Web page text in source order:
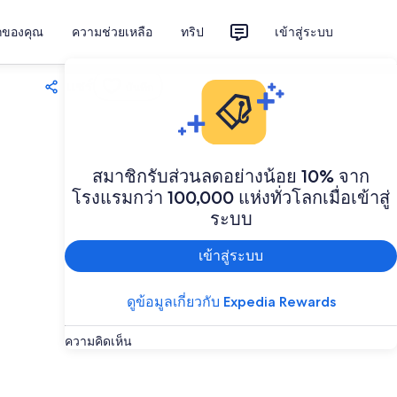
ของคุณ ความช่วยเหลือ ทริป เข้าสู่ระบบ
สมาชิกรับส่วนลดอย่างน้อย 10% จาก
โรงแรมกว่า 100,000 แห่งทั่วโลกเมื่อเข้าสู่
ระบบ
เข้าสู่ระบบ
ดูข้อมูลเกี่ยวกับ Expedia Rewards
ความคิดเห็น